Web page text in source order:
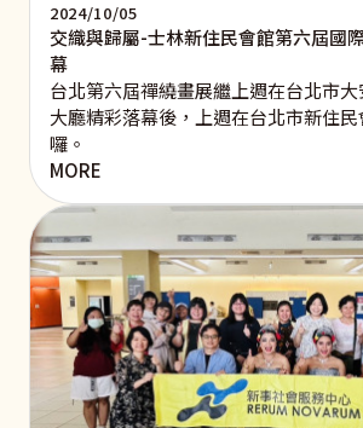
2024/10/05
交織與歸屬-士林新住民會館第六屆國
幕
台北第六屆禪繞畫展繼上週在台北市
大廳精彩落幕後，上週在台北市新住
囉。
MORE